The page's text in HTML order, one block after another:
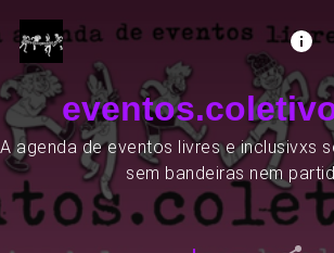
A agenda de eventos livres e inclusivxs
sem bandeiras nem